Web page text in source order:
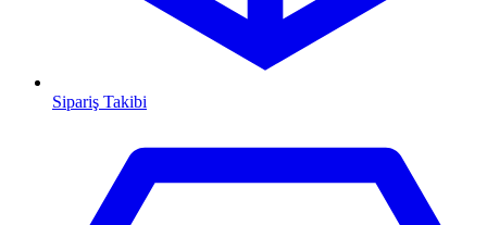
Sipariş Takibi